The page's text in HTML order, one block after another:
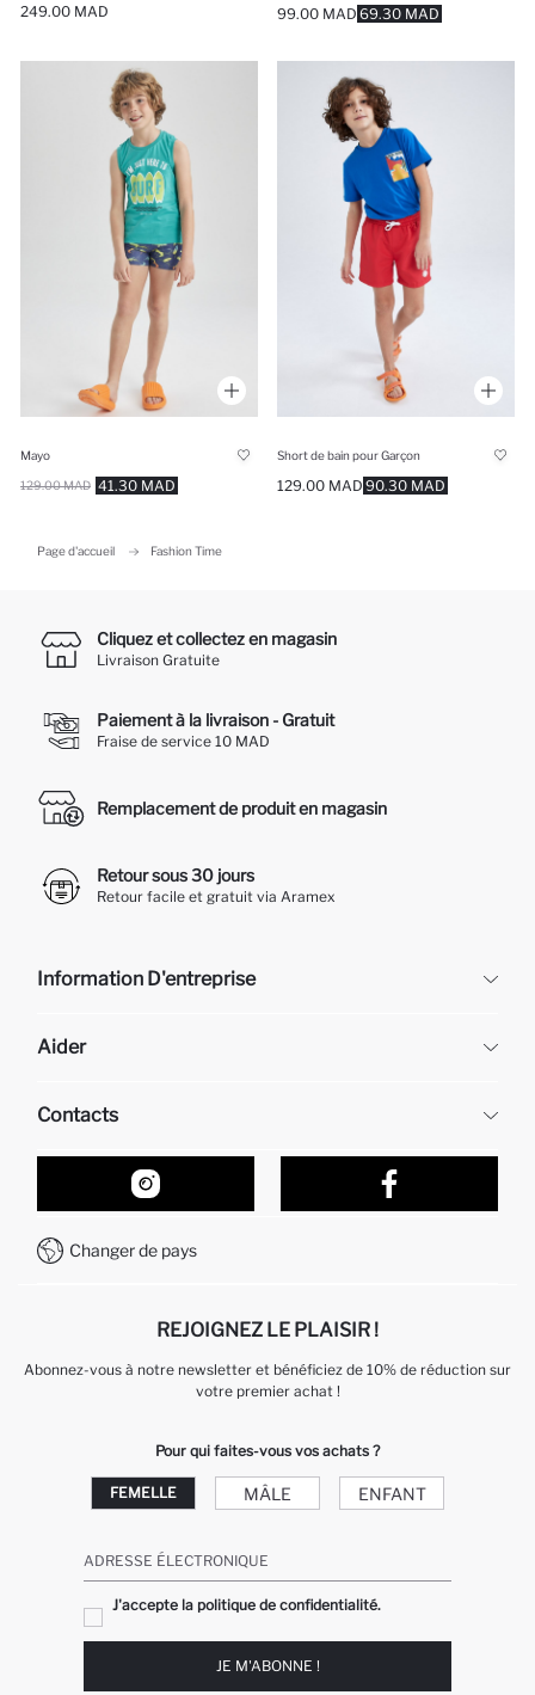
249.00 MAD 69.30 MAD
99.00 MAD
Mayo
41.30 MAD
129.00 MAD
Short de bain pour Garçon
90.30 MAD
129.00 MAD
Page d'accueil Fashion Time
Cliquez et collectez en magasin
Livraison Gratuite
Paiement à la livraison - Gratuit
Fraise de service 10 MAD
Remplacement de produit en magasin
Retour sous 30 jours
Retour facile et gratuit via Aramex
Information D'entreprise
À propos de nous
Aider
Retour et changement
Suivi de la Commande
Comment acheter sur DeFacto ?
Comment payer sur DeFacto?
Contacts
Nos Magasins
Formulaire de contact
Service Client +212 525 076 633
Changer de pays
REJOIGNEZ LE PLAISIR !
Abonnez-vous à notre newsletter et bénéficiez de 10% de réduction sur
votre premier achat !
Pour qui faites-vous vos achats ?
FEMELLE MÂLE ENFANT
ADRESSE ÉLECTRONIQUE
J'accepte la politique de confidentialité.
JE M'ABONNE !